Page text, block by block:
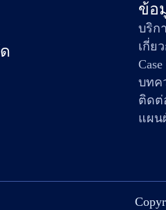
ข้อ
บริก
เกี่ย
Case
บทค
ติดต่
แผน